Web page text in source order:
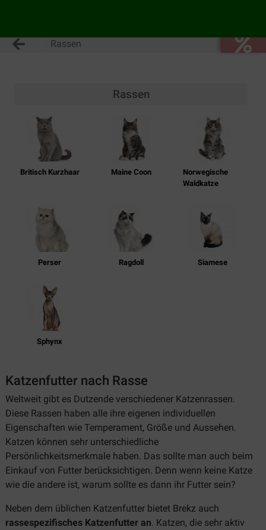
Rassen
Rassen
Britisch Kurzhaar Maine Coon
Norwegische
Waldkatze
Perser Ragdoll Siamese
Sphynx
Katzenfutter nach Rasse
Weltweit gibt es Dutzende verschiedener Katzenrassen.
Diese Rassen haben alle ihre eigenen individuellen
Eigenschaften wie Temperament, Größe und Aussehen.
Katzen können sehr unterschiedliche
Persönlichkeitsmerkmale haben. Das sollte man auch beim
Einkauf von Futter berücksichtigen. Denn wenn keine Katze
wie die andere ist, warum sollte es dann ihr Futter sein?
Neben dem üblichen Katzenfutter bietet Brekz auch
rassespezifisches Katzenfutter an. Katzen, die sehr aktiv